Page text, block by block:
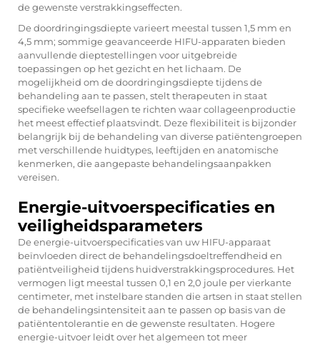
de gewenste verstrakkingseffecten.
De doordringingsdiepte varieert meestal tussen 1,5 mm en
4,5 mm; sommige geavanceerde HIFU-apparaten bieden
aanvullende dieptestellingen voor uitgebreide
toepassingen op het gezicht en het lichaam. De
mogelijkheid om de doordringingsdiepte tijdens de
behandeling aan te passen, stelt therapeuten in staat
specifieke weefsellagen te richten waar collageenproductie
het meest effectief plaatsvindt. Deze flexibiliteit is bijzonder
belangrijk bij de behandeling van diverse patiëntengroepen
met verschillende huidtypes, leeftijden en anatomische
kenmerken, die aangepaste behandelingsaanpakken
vereisen.
Energie-uitvoerspecificaties en
veiligheidsparameters
De energie-uitvoerspecificaties van uw HIFU-apparaat
beïnvloeden direct de behandelingsdoeltreffendheid en
patiëntveiligheid tijdens huidverstrakkingsprocedures. Het
vermogen ligt meestal tussen 0,1 en 2,0 joule per vierkante
centimeter, met instelbare standen die artsen in staat stellen
de behandelingsintensiteit aan te passen op basis van de
patiëntentolerantie en de gewenste resultaten. Hogere
energie-uitvoer leidt over het algemeen tot meer